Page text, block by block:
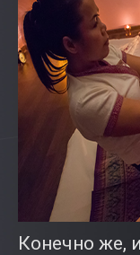
Конечно же,